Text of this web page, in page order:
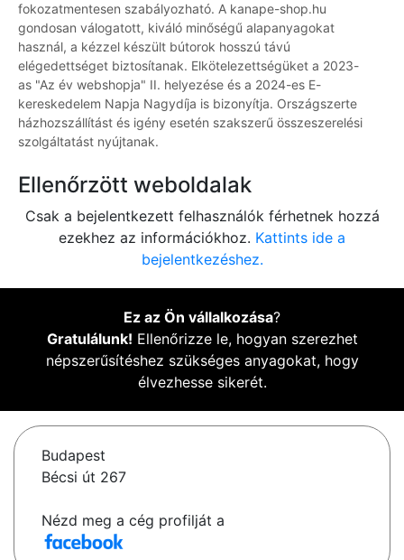
fokozatmentesen szabályozható. A kanape-shop.hu
gondosan válogatott, kiváló minőségű alapanyagokat
használ, a kézzel készült bútorok hosszú távú
elégedettséget biztosítanak. Elkötelezettségüket a 2023-
as "Az év webshopja" II. helyezése és a 2024-es E-
kereskedelem Napja Nagydíja is bizonyítja. Országszerte
házhozszállítást és igény esetén szakszerű összeszerelési
szolgáltatást nyújtanak.
Ellenőrzött weboldalak
Csak a bejelentkezett felhasználók férhetnek hozzá
ezekhez az információkhoz. Kattints ide a
bejelentkezéshez.
Ez az Ön vállalkozása?
Gratulálunk! Ellenőrizze le, hogyan szerezhet
népszerűsítéshez szükséges anyagokat, hogy
élvezhesse sikerét.
Budapest
Bécsi út 267
Nézd meg a cég profilját a